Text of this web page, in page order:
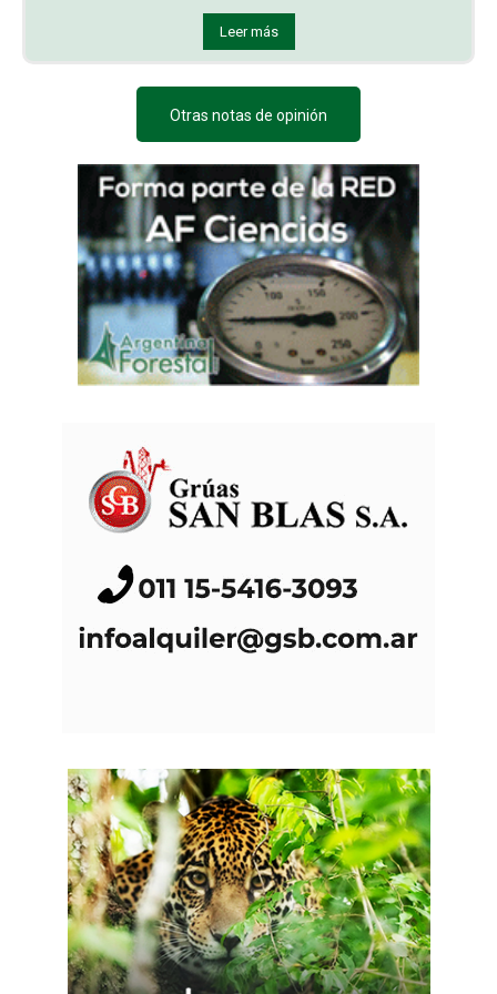
Leer más
Otras notas de opinión